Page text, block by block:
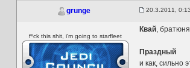
grunge 20.3.2011, 0:13
f*ck this shit, i'm going to starfleet
Квай,
Праздный
и как, сильно